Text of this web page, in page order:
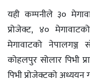
यही कम्पनीले ३०
प्रोजेक्ट, ४०
मेगावाटको नेपालगञ्ज
कोहलपुर सोलार पिभी
पिभी प्रोजेक्टको अध्ययन